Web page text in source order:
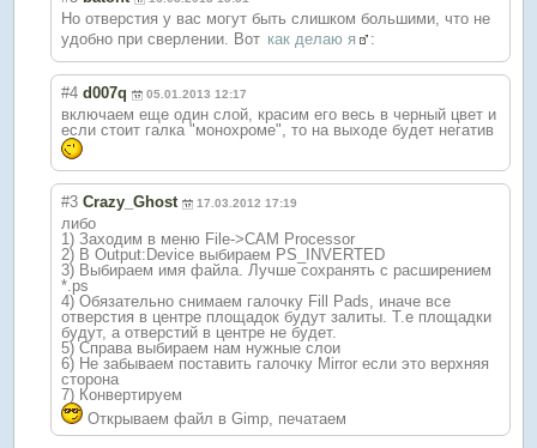
Но отверстия у вас могут быть слишком большими, что не
удобно при сверлении. Вот как делаю я :
#4 d007q 05.01.2013 12:17
включаем еще один слой, красим его весь в черный цвет и
если стоит галка "монохроме", то на выходе будет негатив
#3 Crazy_Ghost 17.03.2012 17:19
либо
1) Заходим в меню File->CAM Processor
2) В Output:Device выбираем PS_INVERTED
3) Выбираем имя файла. Лучше сохранять с расширением
*.ps
4) Обязательно снимаем галочку Fill Pads, иначе все
отверстия в центре площадок будут залиты. Т.е площадки
будут, а отверстий в центре не будет.
5) Справа выбираем нам нужные слои
6) Не забываем поставить галочку Mirror если это верхняя
сторона
7) Конвертируем
Открываем файл в Gimp, печатаем